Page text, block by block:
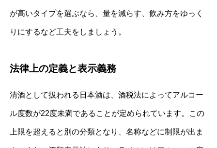
が高いタイプを選ぶなら、量を減らす、飲み方をゆっく
りにするなど工夫をしましょう。
法律上の定義と表示義務
清酒として扱われる日本酒は、酒税法によってアルコー
ル度数が22度未満であることが定められています。この
上限を超えると別の分類となり、名称などに制限が出ま